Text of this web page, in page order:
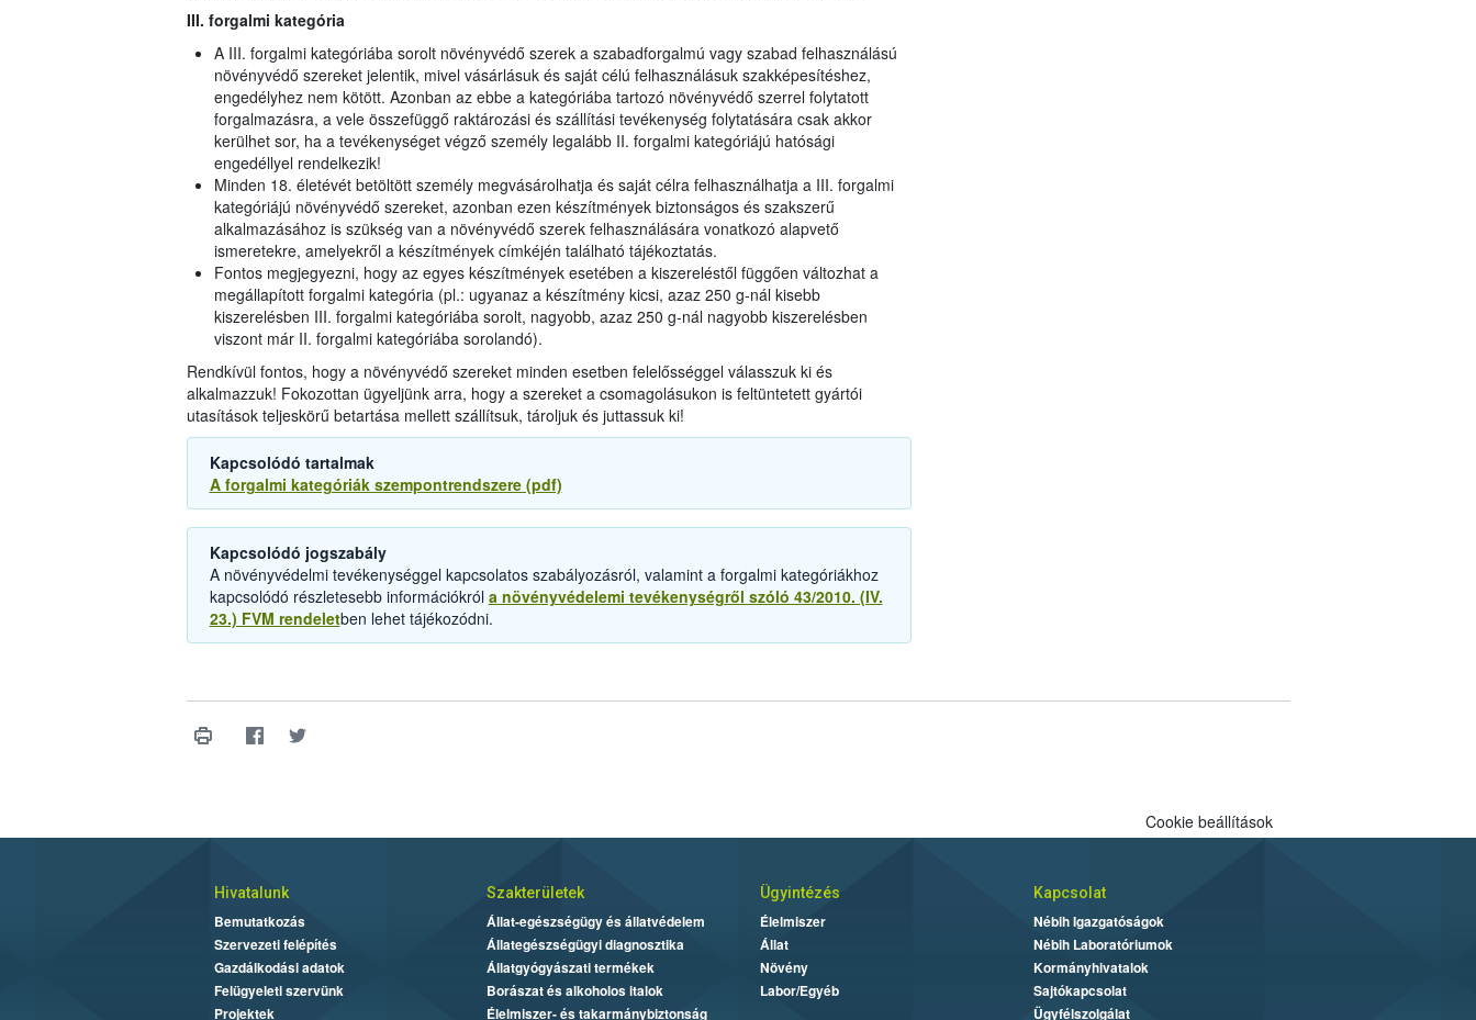
III. forgalmi kategória
A III. forgalmi kategóriába sorolt növényvédő szerek a szabadforgalmú vagy szabad felhasználású
növényvédő szereket jelentik, mivel vásárlásuk és saját célú felhasználásuk szakképesítéshez,
engedélyhez nem kötött. Azonban az ebbe a kategóriába tartozó növényvédő szerrel folytatott
forgalmazásra, a vele összefüggő raktározási és szállítási tevékenység folytatására csak akkor
kerülhet sor, ha a tevékenységet végző személy legalább II. forgalmi kategóriájú hatósági
engedéllyel rendelkezik!
Minden 18. életévét betöltött személy megvásárolhatja és saját célra felhasználhatja a III. forgalmi
kategóriájú növényvédő szereket, azonban ezen készítmények biztonságos és szakszerű
alkalmazásához is szükség van a növényvédő szerek felhasználására vonatkozó alapvető
ismeretekre, amelyekről a készítmények címkéjén található tájékoztatás.
Fontos megjegyezni, hogy az egyes készítmények esetében a kiszereléstől függően változhat a
megállapított forgalmi kategória (pl.: ugyanaz a készítmény kicsi, azaz 250 g-nál kisebb
kiszerelésben III. forgalmi kategóriába sorolt, nagyobb, azaz 250 g-nál nagyobb kiszerelésben
viszont már II. forgalmi kategóriába sorolandó).
Rendkívül fontos, hogy a növényvédő szereket minden esetben felelősséggel válasszuk ki és
alkalmazzuk! Fokozottan ügyeljünk arra, hogy a szereket a csomagolásukon is feltüntetett gyártói
utasítások teljeskörű betartása mellett szállítsuk, tároljuk és juttassuk ki!
Kapcsolódó tartalmak
A forgalmi kategóriák szempontrendszere (pdf)
Kapcsolódó jogszabály
A növényvédelmi tevékenységgel kapcsolatos szabályozásról, valamint a forgalmi kategóriákhoz
kapcsolódó részletesebb információkról a növényvédelemi tevékenységről szóló 43/2010. (IV.
23.) FVM rendeletben lehet tájékozódni.
Cookie beállítások
Hivatalunk
Bemutatkozás
Szervezeti felépítés
Gazdálkodási adatok
Felügyeleti szervünk
Projektek
Szakterületek
Állat-egészségügy és állatvédelem
Állategészségügyi diagnosztika
Állatgyógyászati termékek
Borászat és alkoholos italok
Élelmiszer- és takarmánybiztonság
Ügyintézés
Élelmiszer
Állat
Növény
Labor/Egyéb
Kapcsolat
Nébih Igazgatóságok
Nébih Laboratóriumok
Kormányhivatalok
Sajtókapcsolat
Ügyfélszolgálat